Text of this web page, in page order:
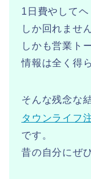
1日費やして
しか回れませ
しかも営業ト
情報は全く得
そんな残念な
タウンライフ
です。
昔の自分にぜ